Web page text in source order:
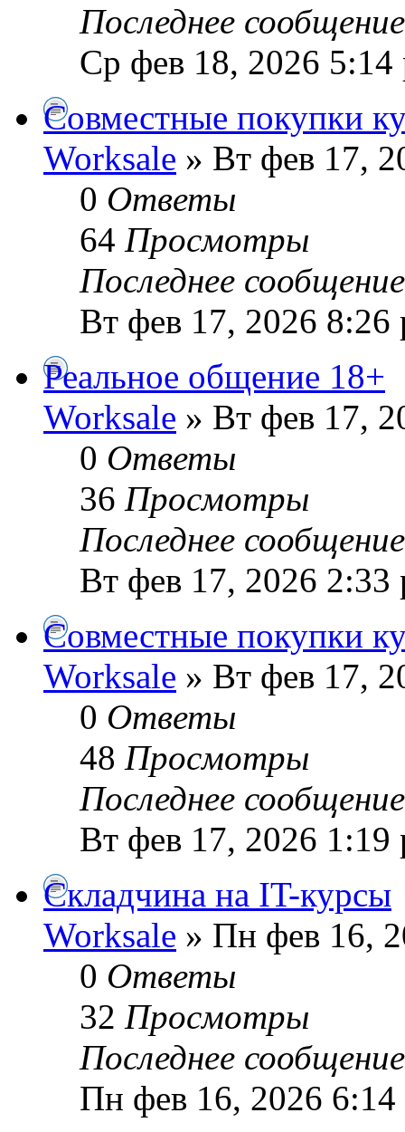
Последнее
Ср фев 18, 2026 5:14
Совместные покупки
Worksale » Вт фев 17,
0 Ответы
64 Просмотры
Последнее
Вт фев 17, 2026 8:26
Реальное общение 18+
Worksale » Вт фев 17,
0 Ответы
36 Просмотры
Последнее
Вт фев 17, 2026 2:33
Совместные покупки
Worksale » Вт фев 17,
0 Ответы
48 Просмотры
Последнее
Вт фев 17, 2026 1:19
Складчина на IT-курсы
Worksale » Пн фев 16,
0 Ответы
32 Просмотры
Последнее
Пн фев 16, 2026 6:14